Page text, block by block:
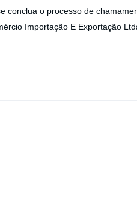
conclua o processo de
Importação E Exportação